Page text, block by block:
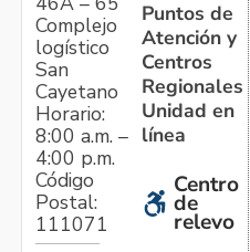
Complejo
logístico
San
Cayetano
Horario:
8:00 a.m. –
4:00 p.m.
Código
Postal:
111071
Puntos de
Atención y
Centros
Regionales
Unidad en
línea
Centro
de
relevo